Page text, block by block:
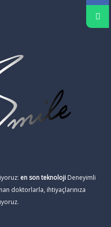
en son teknoloji Deneyimli
doktorlarla, ihtiyaçlarınıza